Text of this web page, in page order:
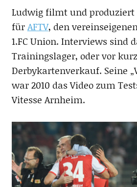
Ludwig filmt und produziert
fürAFTV, den
1.FC Union. Interviews sind
Trainingslager, oder vor
Derbykartenverkauf. Seine
war 2010 das Video zum
Vitesse Arnheim.